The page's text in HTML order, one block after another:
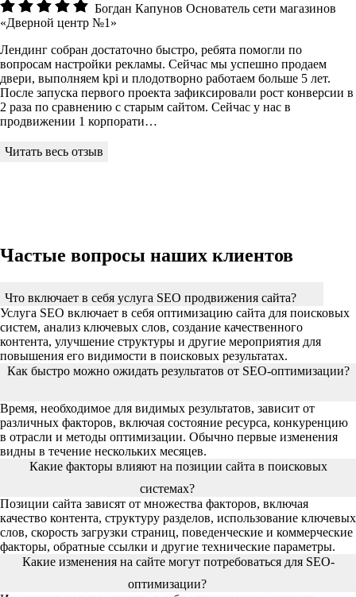
Богдан Капунов Основатель сети магазинов
«Дверной центр №1»
Лендинг собран достаточно быстро, ребята помогли по
вопросам настройки рекламы. Сейчас мы успешно продаем
двери, выполняем kpi и плодотворно работаем больше 5 лет.
После запуска первого проекта зафиксировали рост конверсии в
2 раза по сравнению с старым сайтом. Сейчас у нас в
продвижении 1 корпорати…
Частые вопросы наших клиентов
Что включает в себя услуга SEO продвижения сайта?
Услуга SEO включает в себя оптимизацию сайта для поисковых
систем, анализ ключевых слов, создание качественного
контента, улучшение структуры и другие мероприятия для
повышения его видимости в поисковых результатах.
Как быстро можно ожидать результатов от SEO-оптимизации?
Время, необходимое для видимых результатов, зависит от
различных факторов, включая состояние ресурса, конкуренцию
в отрасли и методы оптимизации. Обычно первые изменения
видны в течение нескольких месяцев.
Какие факторы влияют на позиции сайта в поисковых
системах?
Позиции сайта зависят от множества факторов, включая
качество контента, структуру разделов, использование ключевых
слов, скорость загрузки страниц, поведенческие и коммерческие
факторы, обратные ссылки и другие технические параметры.
Какие изменения на сайте могут потребоваться для SEO-
оптимизации?